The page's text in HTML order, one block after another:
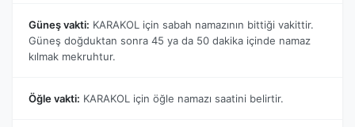
Güneş vakti: KARAKOL için sabah namazının bittiği vakittir.
Güneş doğduktan sonra 45 ya da 50 dakika içinde namaz
kılmak mekruhtur.
Öğle vakti: KARAKOL için öğle namazı saatini belirtir.